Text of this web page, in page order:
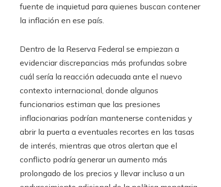
fuente de inquietud para quienes buscan contener
la inflación en ese país.
Dentro de la Reserva Federal se empiezan a
evidenciar discrepancias más profundas sobre
cuál sería la reacción adecuada ante el nuevo
contexto internacional, donde algunos
funcionarios estiman que las presiones
inflacionarias podrían mantenerse contenidas y
abrir la puerta a eventuales recortes en las tasas
de interés, mientras que otros alertan que el
conflicto podría generar un aumento más
prolongado de los precios y llevar incluso a un